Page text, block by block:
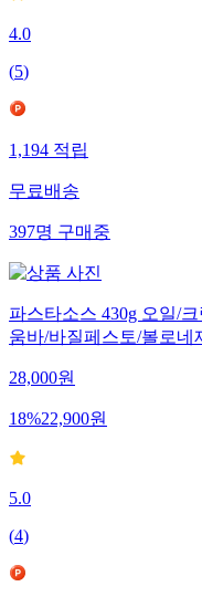
4.0
(5)
1,194적립
무료배송
397명구매중
파스타소스 430g 오일/
움바/바질페스토/볼로네
28,000원
18%22,900원
5.0
(4)